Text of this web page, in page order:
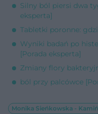
Silny ból piersi dwa
eksperta]
Tabletki poronne:
Wyniki badań po
[Porada eksperta]
Zmiany flory
ból przy palcówce
Monika Sieńkowska -